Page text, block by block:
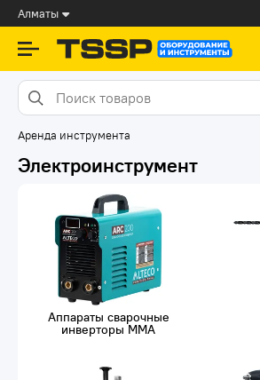
Алматы
Аренда инструмента
Электроинструмент
Аппараты сварочные
инверторы MMA